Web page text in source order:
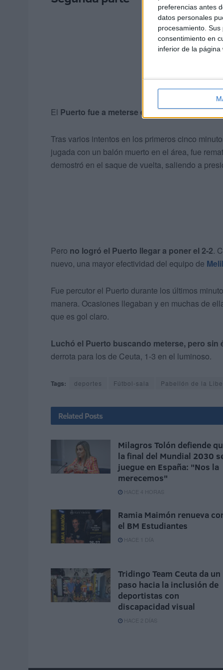
preferencias antes
datos personales
procesamiento.
consentimiento en
inferior de la página
El Puerto fue a meterse en el partido. A
Tras varios intentos en los primeros cinco
jugada con un balón muerto en el área, fue
demostró en el saque de vuelta, saliendo a
Pero no logró el Puerto llegar a poner el 2-2.
nuevo, una mayor efectividad del equipo de
Fue percutor el Puerto durante los últimos
manera. Ocasiones llegaban y en muchas de
que es gol claro.
Luchó el Puerto buscando meterse, pero sin
derrota para los de Ceuta, 1-3 en el luminoso.
Tags: deportes Fútbol-sala Pabellón de la
Related Posts
Milagros Tolón defiende
la final del Mundial 2030
juegue en España: "Nos la
merecemos"
HACE 4 HORAS
Ramia Maimón renueva
el BM Estudiantes
HACE 1 DÍA
Tridingo Team Ceuta da un
paso hacia la inclusión de
deportistas con
discapacidad visual
HACE 2 DÍAS